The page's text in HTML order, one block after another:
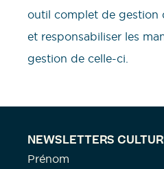
outil complet de gestion
et responsabiliser les
gestion de celle-ci.
NEWSLETTERS
Prénom